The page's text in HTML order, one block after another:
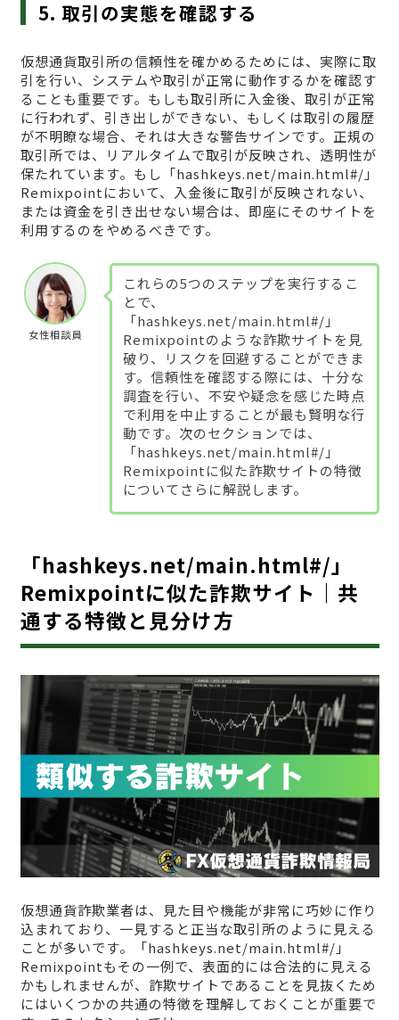
5. 取引の実態を確認する
仮想通貨取引所の信頼性を確かめるためには、実際に取
引を行い、システムや取引が正常に動作するかを確認す
ることも重要です。もしも取引所に入金後、取引が正常
に行われず、引き出しができない、もしくは取引の履歴
が不明瞭な場合、それは大きな警告サインです。正規の
取引所では、リアルタイムで取引が反映され、透明性が
保たれています。もし「hashkeys.net/main.html#/」
Remixpointにおいて、入金後に取引が反映されない、
または資金を引き出せない場合は、即座にそのサイトを
利用するのをやめるべきです。
女性相談員
これらの5つのステップを実行するこ
とで、
「hashkeys.net/main.html#/」
Remixpointのような詐欺サイトを見
破り、リスクを回避することができま
す。信頼性を確認する際には、十分な
調査を行い、不安や疑念を感じた時点
で利用を中止することが最も賢明な行
動です。次のセクションでは、
「hashkeys.net/main.html#/」
Remixpointに似た詐欺サイトの特徴
についてさらに解説します。
「hashkeys.net/main.html#/」
Remixpointに似た詐欺サイト｜共
通する特徴と見分け方
仮想通貨詐欺業者は、見た目や機能が非常に巧妙に作り
込まれており、一見すると正当な取引所のように見える
ことが多いです。「hashkeys.net/main.html#/」
Remixpointもその一例で、表面的には合法的に見える
かもしれませんが、詐欺サイトであることを見抜くため
にはいくつかの共通の特徴を理解しておくことが重要で